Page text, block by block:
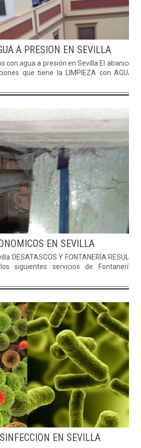
A PRESION EN SEVILLA
con agua a presión en Sevilla El abanico de
que tiene la LIMPIEZA con AGUA A
EN SEVILLA
DESATASCOS Y FONTANERÍA RESULIMA
siguientes servicios de Fontanería: -
EN SEVILLA